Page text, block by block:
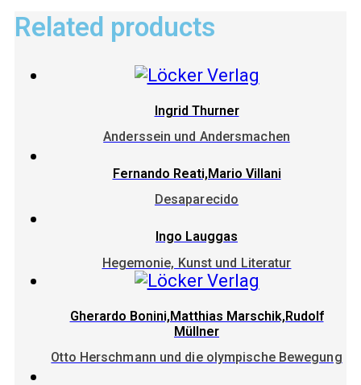
Related products
Ingrid Thurner
Anderssein und Andersmachen
Fernando Reati,Mario Villani
Desaparecido
Ingo Lauggas
Hegemonie, Kunst und Literatur
Gherardo Bonini,Matthias Marschik,Rudolf
Müllner
Otto Herschmann und die olympische Bewegung